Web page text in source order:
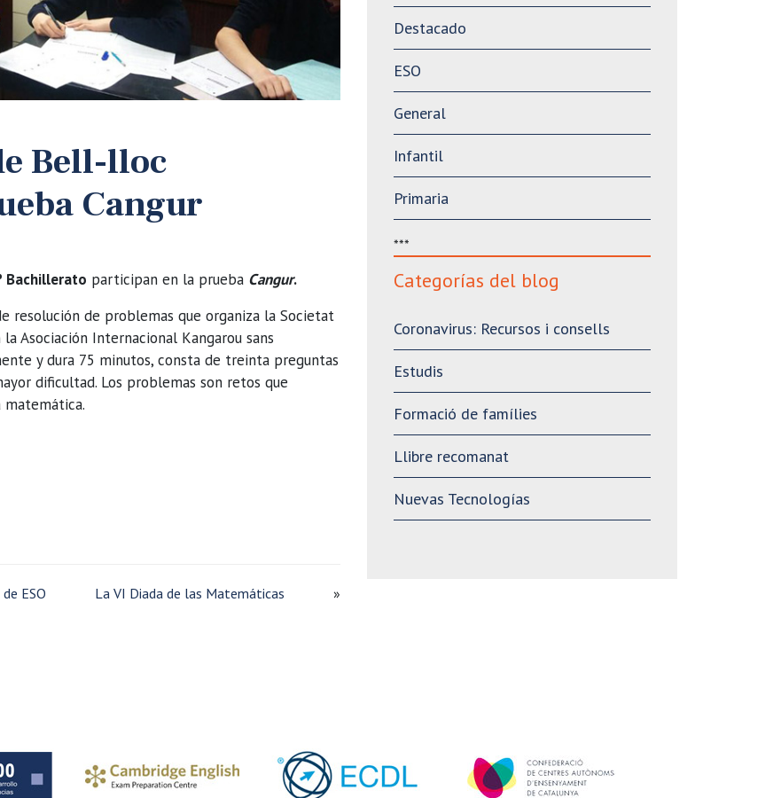
Bell-lloc
Cangur
Bachillerato participan en la prueba Cangur.
resolución de problemas que organiza la Societat
Asociación Internacional Kangarou sans
y dura 75 minutos, consta de treinta preguntas
dificultad. Los problemas son retos que
ESO La VI Diada de las Matemáticas »
Destacado
ESO
General
Infantil
Primaria
***
Categorías del blog
Coronavirus: Recursos i consells
Estudis
Formació de famílies
Llibre recomanat
Nuevas Tecnologías